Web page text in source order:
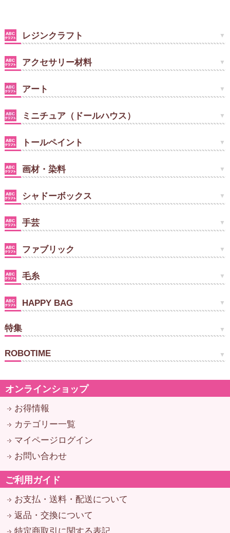
レジンクラフト
アクセサリー材料
アート
ミニチュア（ドールハウス）
トールペイント
画材・染料
シャドーボックス
手芸
ファブリック
毛糸
HAPPY BAG
特集
ROBOTIME
オンラインショップ
お得情報
カテゴリー一覧
マイページログイン
お問い合わせ
ご利用ガイド
お支払・送料・配送について
返品・交換について